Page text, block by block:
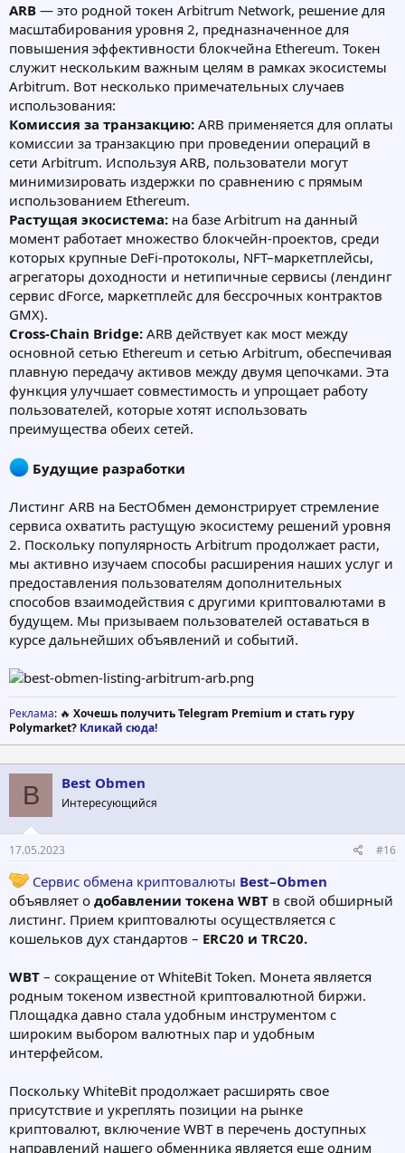
ARB — это родной токен Arbitrum Network, решение для
масштабирования уровня 2, предназначенное для
повышения эффективности блокчейна Ethereum. Токен
служит нескольким важным целям в рамках экосистемы
Arbitrum. Вот несколько примечательных случаев
использования:
Комиссия за транзакцию: ARB применяется для оплаты
комиссии за транзакцию при проведении операций в
сети Arbitrum. Используя ARB, пользователи могут
минимизировать издержки по сравнению с прямым
использованием Ethereum.
Растущая экосистема: на базе Arbitrum на данный
момент работает множество блокчейн-проектов, среди
которых крупные DeFi-протоколы, NFT–маркетплейсы,
агрегаторы доходности и нетипичные сервисы (лендинг
сервис dForce, маркетплейс для бессрочных контрактов
GMX).
Cross-Chain Bridge: ARB действует как мост между
основной сетью Ethereum и сетью Arbitrum, обеспечивая
плавную передачу активов между двумя цепочками. Эта
функция улучшает совместимость и упрощает работу
пользователей, которые хотят использовать
преимущества обеих сетей.
Будущие разработки
Листинг ARB на БестОбмен демонстрирует стремление
сервиса охватить растущую экосистему решений уровня
2. Поскольку популярность Arbitrum продолжает расти,
мы активно изучаем способы расширения наших услуг и
предоставления пользователям дополнительных
способов взаимодействия с другими криптовалютами в
будущем. Мы призываем пользователей оставаться в
курсе дальнейших объявлений и событий.
Реклама: 🔥 Хочешь получить Telegram Premium и стать гуру
Polymarket? Кликай сюда!
B Best Obmen
Интересующийся
17.05.2023 #16
Сервис обмена криптовалюты Best–Obmen
объявляет о добавлении токена WBT в свой обширный
листинг. Прием криптовалюты осуществляется с
кошельков дух стандартов – ERC20 и TRC20.
WBT – сокращение от WhiteBit Token. Монета является
родным токеном известной криптовалютной биржи.
Площадка давно стала удобным инструментом с
широким выбором валютных пар и удобным
интерфейсом.
Поскольку WhiteBit продолжает расширять свое
присутствие и укреплять позиции на рынке
криптовалют, включение WBT в перечень доступных
направлений нашего обменника является еще одним